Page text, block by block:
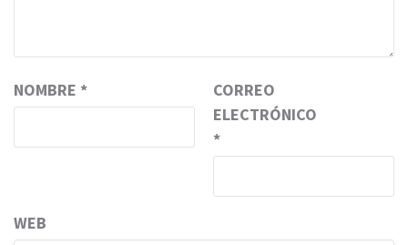
NOMBRE *
CORREO
ELECTRÓNICO
*
WEB